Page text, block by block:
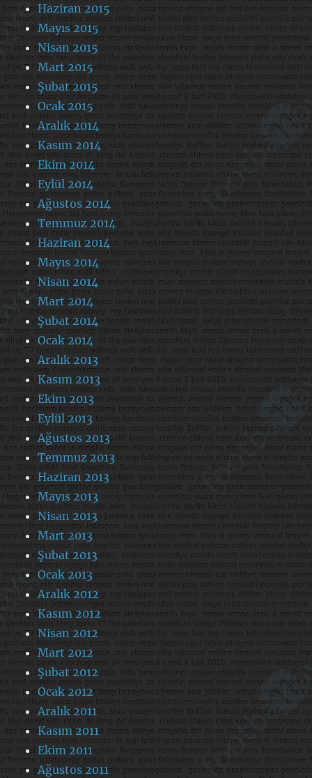
Haziran 2015
Mayıs 2015
Nisan 2015
Mart 2015
Şubat 2015
Ocak 2015
Aralık 2014
Kasım 2014
Ekim 2014
Eylül 2014
Ağustos 2014
Temmuz 2014
Haziran 2014
Mayıs 2014
Nisan 2014
Mart 2014
Şubat 2014
Ocak 2014
Aralık 2013
Kasım 2013
Ekim 2013
Eylül 2013
Ağustos 2013
Temmuz 2013
Haziran 2013
Mayıs 2013
Nisan 2013
Mart 2013
Şubat 2013
Ocak 2013
Aralık 2012
Kasım 2012
Nisan 2012
Mart 2012
Şubat 2012
Ocak 2012
Aralık 2011
Kasım 2011
Ekim 2011
Ağustos 2011